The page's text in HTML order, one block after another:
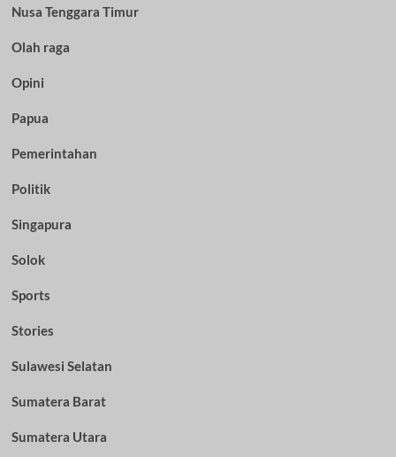
Nusa Tenggara Timur
Olah raga
Opini
Papua
Pemerintahan
Politik
Singapura
Solok
Sports
Stories
Sulawesi Selatan
Sumatera Barat
Sumatera Utara